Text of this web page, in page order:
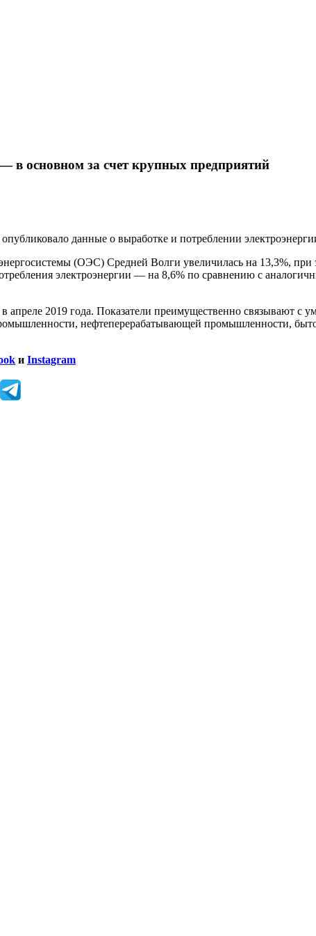
в основном за счет крупных предприятий
данные о выработке и потреблении
(ОЭС) Средней Волги увеличилась на 13,3%, при
электроэнергии — на 8,6% по сравнению с
2019 года. Показатели преимущественно связывают с
нефтеперерабатывающей промышленности,
и Instagram